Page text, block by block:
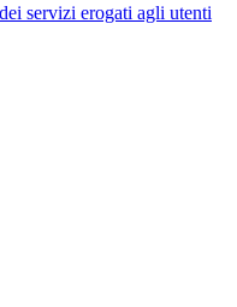
servizi erogati agli utenti